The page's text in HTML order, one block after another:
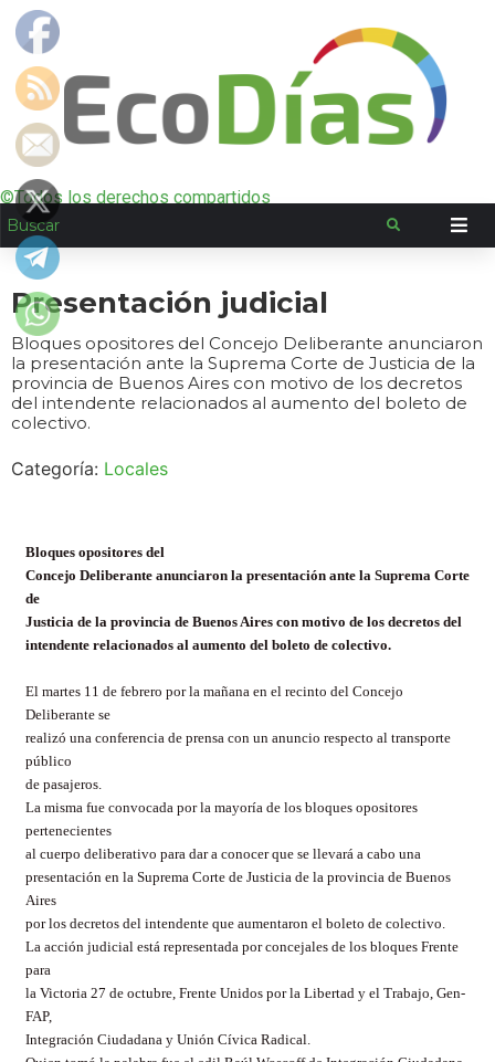
©Todos los derechos compartidos
Presentación judicial
Bloques opositores del Concejo Deliberante anunciaron
la presentación ante la Suprema Corte de Justicia de la
provincia de Buenos Aires con motivo de los decretos
del intendente relacionados al aumento del boleto de
colectivo.
Categoría: Locales
Bloques opositores del
Concejo Deliberante anunciaron la presentación ante la Suprema Corte
de
Justicia de la provincia de Buenos Aires con motivo de los decretos del
intendente relacionados al aumento del boleto de colectivo.
El martes 11 de febrero por la mañana en el recinto del Concejo
Deliberante se
realizó una conferencia de prensa con un anuncio respecto al transporte
público
de pasajeros.
La misma fue convocada por la mayoría de los bloques opositores
pertenecientes
al cuerpo deliberativo para dar a conocer que se llevará a cabo una
presentación en la Suprema Corte de Justicia de la provincia de Buenos
Aires
por los decretos del intendente que aumentaron el boleto de colectivo.
La acción judicial está representada por concejales de los bloques Frente
para
la Victoria 27 de octubre, Frente Unidos por la Libertad y el Trabajo, Gen-
FAP,
Integración Ciudadana y Unión Cívica Radical.